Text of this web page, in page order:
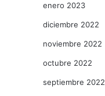
enero 2023
diciembre 2022
noviembre 2022
octubre 2022
septiembre 2022